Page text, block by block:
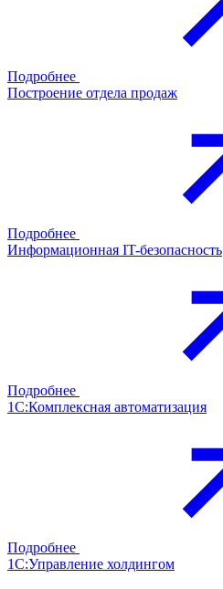
Подробнее
Построение отдела продаж
Подробнее
Информационная IT-безопасность
Подробнее
1С:Комплексная автоматизация
Подробнее
1С:Управление холдингом